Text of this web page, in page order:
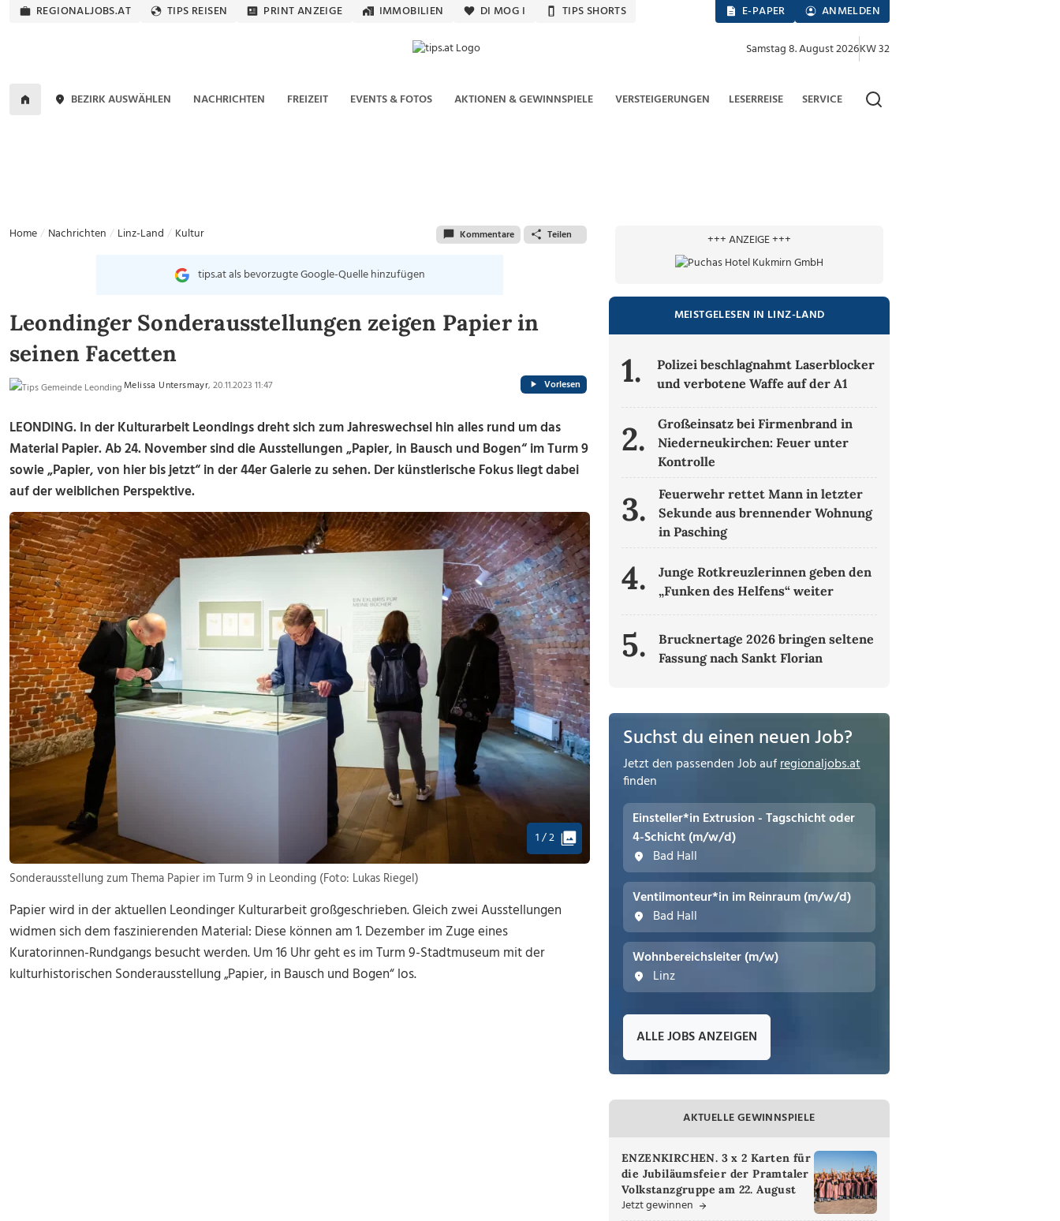
REGIONALJOBS.AT TIPS REISEN PRINT ANZEIGE IMMOBILIEN DI MOG I TIPS SHORTS E-PAPER ANMELDEN
Samstag 8. August 2026KW 32
BEZIRK AUSWÄHLEN NACHRICHTEN FREIZEIT EVENTS & FOTOS AKTIONEN & GEWINNSPIELE VERSTEIGERUNGEN LESERREISE SERVICE
Home Nachrichten Linz-Land Kultur Kommentare Teilen
tips.at als bevorzugte Google-Quelle hinzufügen
Leondinger Sonderausstellungen zeigen Papier in
seinen Facetten
Melissa Untersmayr, 20.11.2023 11:47 Vorlesen
LEONDING. In der Kulturarbeit Leondings dreht sich zum Jahreswechsel hin alles rund um das
Material Papier. Ab 24. November sind die Ausstellungen „Papier, in Bausch und Bogen“ im Turm 9
sowie „Papier, von hier bis jetzt“ in der 44er Galerie zu sehen. Der künstlerische Fokus liegt dabei
auf der weiblichen Perspektive.
1 / 2
Sonderausstellung zum Thema Papier im Turm 9 in Leonding (Foto: Lukas Riegel)
Papier wird in der aktuellen Leondinger Kulturarbeit großgeschrieben. Gleich zwei Ausstellungen
widmen sich dem faszinierenden Material: Diese können am 1. Dezember im Zuge eines
Kuratorinnen-Rundgangs besucht werden. Um 16 Uhr geht es im Turm 9-Stadtmuseum mit der
kulturhistorischen Sonderausstellung „Papier, in Bausch und Bogen“ los.
+++ ANZEIGE +++
MEISTGELESEN IN LINZ-LAND
1.
Polizei beschlagnahmt Laserblocker
und verbotene Waffe auf der A1
2.
Großeinsatz bei Firmenbrand in
Niederneukirchen: Feuer unter
Kontrolle
3.
Feuerwehr rettet Mann in letzter
Sekunde aus brennender Wohnung
in Pasching
4.
Junge Rotkreuzlerinnen geben den
„Funken des Helfens“ weiter
5.
Brucknertage 2026 bringen seltene
Fassung nach Sankt Florian
Suchst du einen neuen Job?
Jetzt den passenden Job aufregionaljobs.at
finden
Einsteller*in Extrusion - Tagschicht oder
4-Schicht (m/w/d)
Bad Hall
Ventilmonteur*in im Reinraum (m/w/d)
Bad Hall
Wohnbereichsleiter (m/w)
Linz
ALLE JOBS ANZEIGEN
AKTUELLE GEWINNSPIELE
ENZENKIRCHEN. 3 x 2 Karten für
die Jubiläumsfeier der Pramtaler
Volkstanzgruppe am 22. August
Jetzt gewinnen